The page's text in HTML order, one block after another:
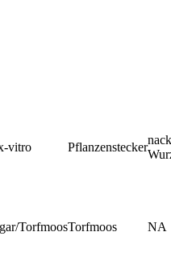
vitro Pflanzenstecker
TorfmoosTorfmoos
NA